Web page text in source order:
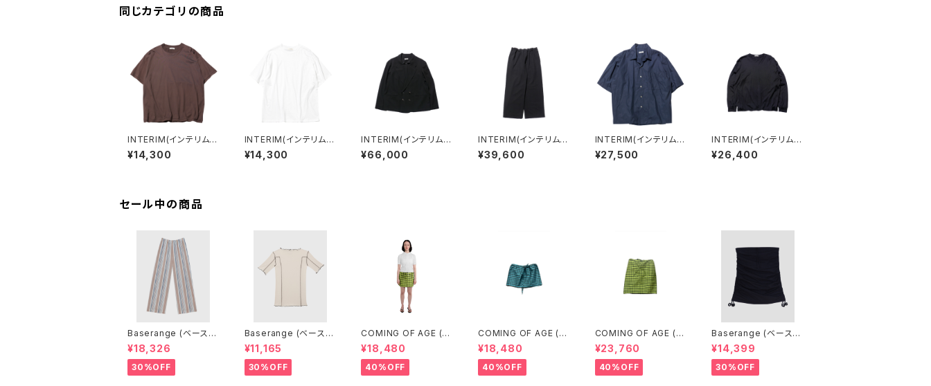
同じカテゴリの商品
INTERIM(インテリム)
HIGH GAUGE SUVIN
JERSEY S/S TEE (BR
¥14,300
INTERIM(インテリム)
HIGH GAUGE SUVIN
JERSEY S/S TEE (PU
¥14,300
INTERIM(インテリム)
WOOL CREPE SABL
E VOILE DEADSTOC
¥66,000
INTERIM(インテリム)
WOOL CREPE SABL
E VOILE DEADSTOC
¥39,600
INTERIM(インテリム)
HICOUNT TYPEWRI
TER DEADSTOCK F
¥27,500
INTERIM(インテリム)
SILK COTTON JERS
EY DEADSTOCK FA
¥26,400
セール中の商品
Baserange (ベースレ
ンジ) CLAUDE PANT
S (MARTINIQUE BRI
CK)
¥18,326
30%OFF
Baserange (ベースレ
ンジ) OMATO 3/4 TE
E SHIRT (DYLAN BEI
GE)
¥11,165
30%OFF
COMING OF AGE (カ
ミングオブエイジ) DRA
WSTRING MINI SKIR
T (GINGHAM LIME/B
LACK）
¥18,480
40%OFF
COMING OF AGE (カ
ミングオブエイジ) DRA
WSTRING MINI SKIR
T（GINGHAM TURQ
UOISE/BROWN）
¥18,480
40%OFF
COMING OF AGE (カ
ミングオブエイジ) DRA
WSTRING MIDI SKIR
T（GINGHAM LIME/B
LACK）
¥23,760
40%OFF
Baserange (ベースレ
ンジ) PICTORIAL SKI
RT (BLACK)
¥14,399
30%OFF